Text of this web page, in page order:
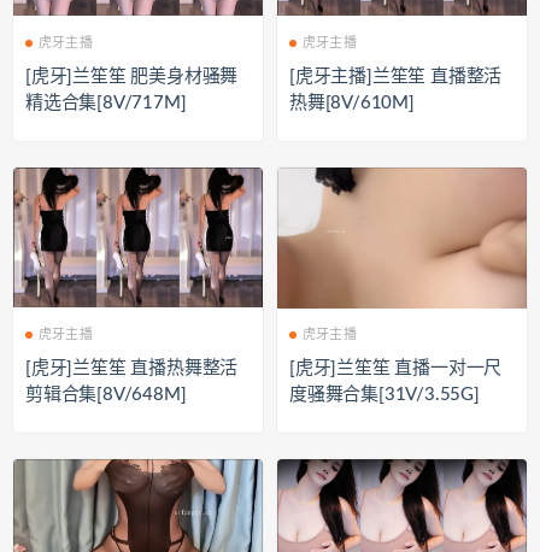
虎牙主播
[虎牙]兰笙笙 肥美身材骚舞
精选合集[8V/717M]
虎牙主播
[虎牙主播]兰笙笙 直播整活
热舞[8V/610M]
虎牙主播
[虎牙]兰笙笙 直播热舞整活
剪辑合集[8V/648M]
虎牙主播
[虎牙]兰笙笙 直播一对一尺
度骚舞合集[31V/3.55G]